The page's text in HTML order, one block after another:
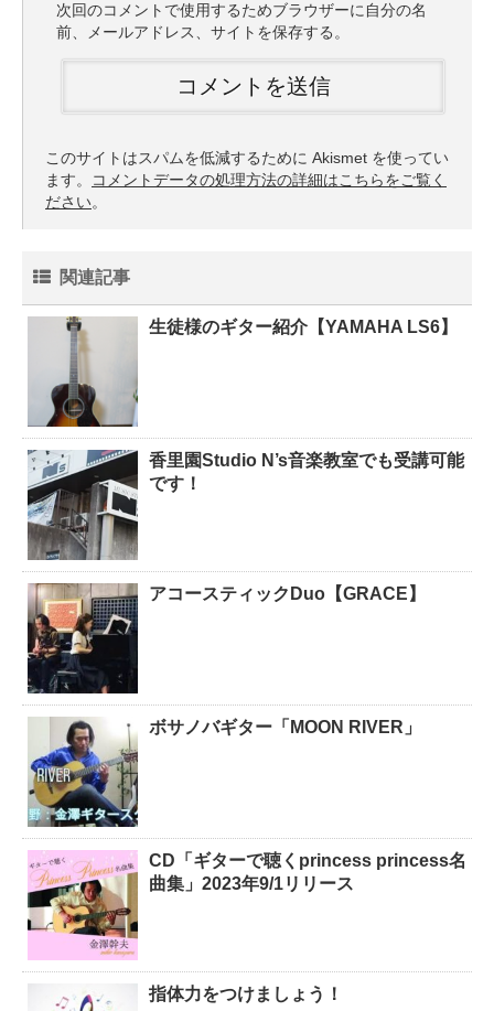
次回のコメントで使用するためブラウザーに自分の名
前、メールアドレス、サイトを保存する。
このサイトはスパムを低減するために Akismet を使ってい
ます。
コメントデータの処理方法の詳細はこちらをご覧く
ださい。
関連記事
生徒様のギター紹介【YAMAHA LS6】
香里園Studio N’s音楽教室でも受講可能
です！
アコースティックDuo【GRACE】
ボサノバギター「MOON RIVER」
CD「ギターで聴くprincess princess名
曲集」2023年9/1リリース
指体力をつけましょう！